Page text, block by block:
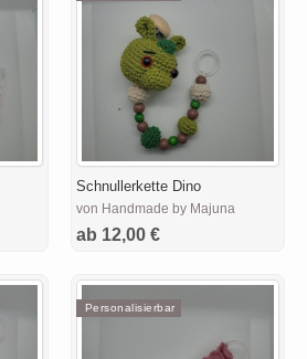
Schnullerkette Dino
von Handmade by Majuna
ab 12,00 €
Personalisierbar